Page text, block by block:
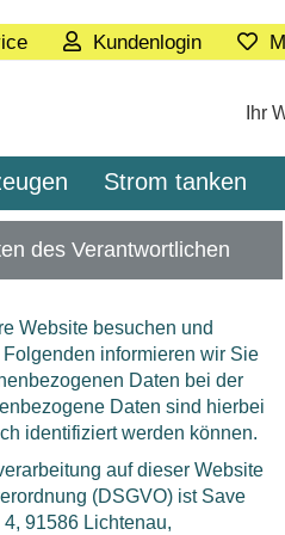
Kundenlogin
Ihr
Strom tanken
des Verantwortlichen
Website besuchen und
informieren wir Sie
Daten bei der
Daten sind hierbei
identifiziert werden können.
auf dieser Website
(DSGVO) ist Save
91586 Lichtenau,